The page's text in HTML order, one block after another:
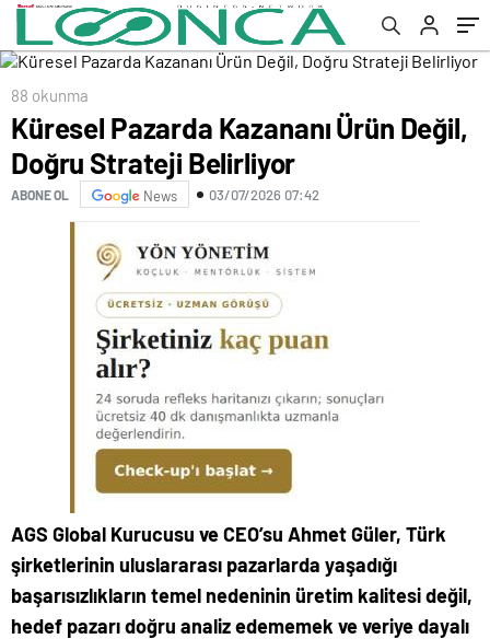
88 okunma
Küresel Pazarda Kazananı Ürün Değil,
Doğru Strateji Belirliyor
ABONE OL News 03/07/2026 07:42
AGS Global Kurucusu ve CEO’su Ahmet Güler, Türk
şirketlerinin uluslararası pazarlarda yaşadığı
başarısızlıkların temel nedeninin üretim kalitesi değil,
hedef pazarı doğru analiz edememek ve veriye dayalı